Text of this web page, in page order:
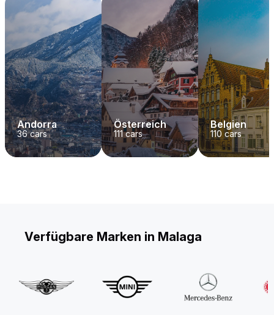
Andorra
36cars
Österreich
111cars
Belgien
110 cars
Verfügbare Marken in Malaga